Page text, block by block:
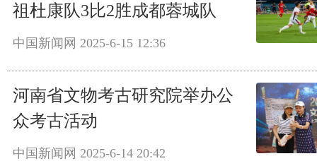
祖杜康队3比2胜成都蓉城队
中国新闻网 2025-6-15 12:36
河南省文物考古研究院举办公
众考古活动
中国新闻网 2025-6-14 20:42